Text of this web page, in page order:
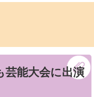
芸能大会に出演